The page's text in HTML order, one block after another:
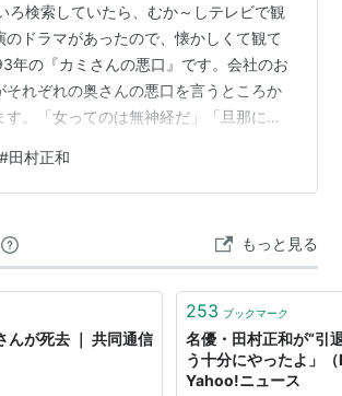
）
、テレビ朝日）
1981年、フジテレビ）
年、フジテレビ）
劇スペシャル （1983年/1984年/1993年
）
マスペシャル（1984年、テレビ朝
（1984年、TBS）
て…（1984年 第1シリーズ、1985年
年/1987年 特番、TBS）
イド劇場（1984年、テレビ朝日）
ろ検索していたら、むか～しテレビで観
のドラマがあったので、懐かしくて観て
年の『カミさんの悪口』です。会社のお
それぞれの奥さんの悪口を言うところか
す。「女ってのは無神経だ」「旦那に働
どなどありがちなセリフのオンパレー
前のドラマですから、今回見直して時代
」と呼び、「酒！」「めし！」などと命
に「ご主人様」。いまやだいぶ減った専
般をすべて夫のために引き…
#田村正和
もっと見る
んが死去 ｜ 共同通信
253 ブックマーク
名優・田村正和が“引
う十分にやったよ」
Yahoo!ニュース